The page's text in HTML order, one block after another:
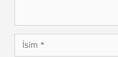
İsim